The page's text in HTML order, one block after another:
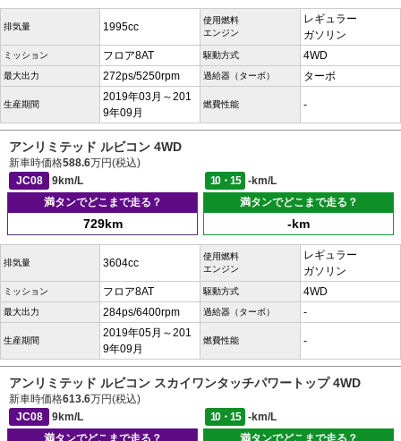
排気量 1995cc
使用燃料
エンジン
レギュラー
ガソリン
ミッション フロア8AT 駆動方式 4WD
最大出力 272ps/5250rpm 過給器（ターボ） ターボ
生産期間
2019年03月～201
9年09月
燃費性能 -
アンリミテッド ルビコン 4WD
新車時価格588.6万円(税込)
JC08
9km/L 10・15
-km/L
満タンでどこまで走る？
729km
満タンでどこまで走る？
-km
排気量 3604cc
使用燃料
エンジン
レギュラー
ガソリン
ミッション フロア8AT 駆動方式 4WD
最大出力 284ps/6400rpm 過給器（ターボ） -
生産期間
2019年05月～201
9年09月
燃費性能 -
アンリミテッド ルビコン スカイワンタッチパワートップ 4WD
新車時価格613.6万円(税込)
JC08
9km/L 10・15
-km/L